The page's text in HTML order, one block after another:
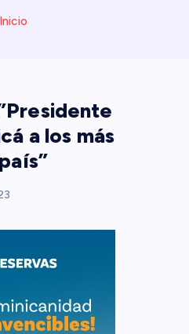
Inicio
a los más